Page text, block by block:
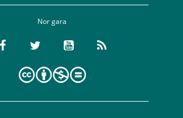
Nor gara